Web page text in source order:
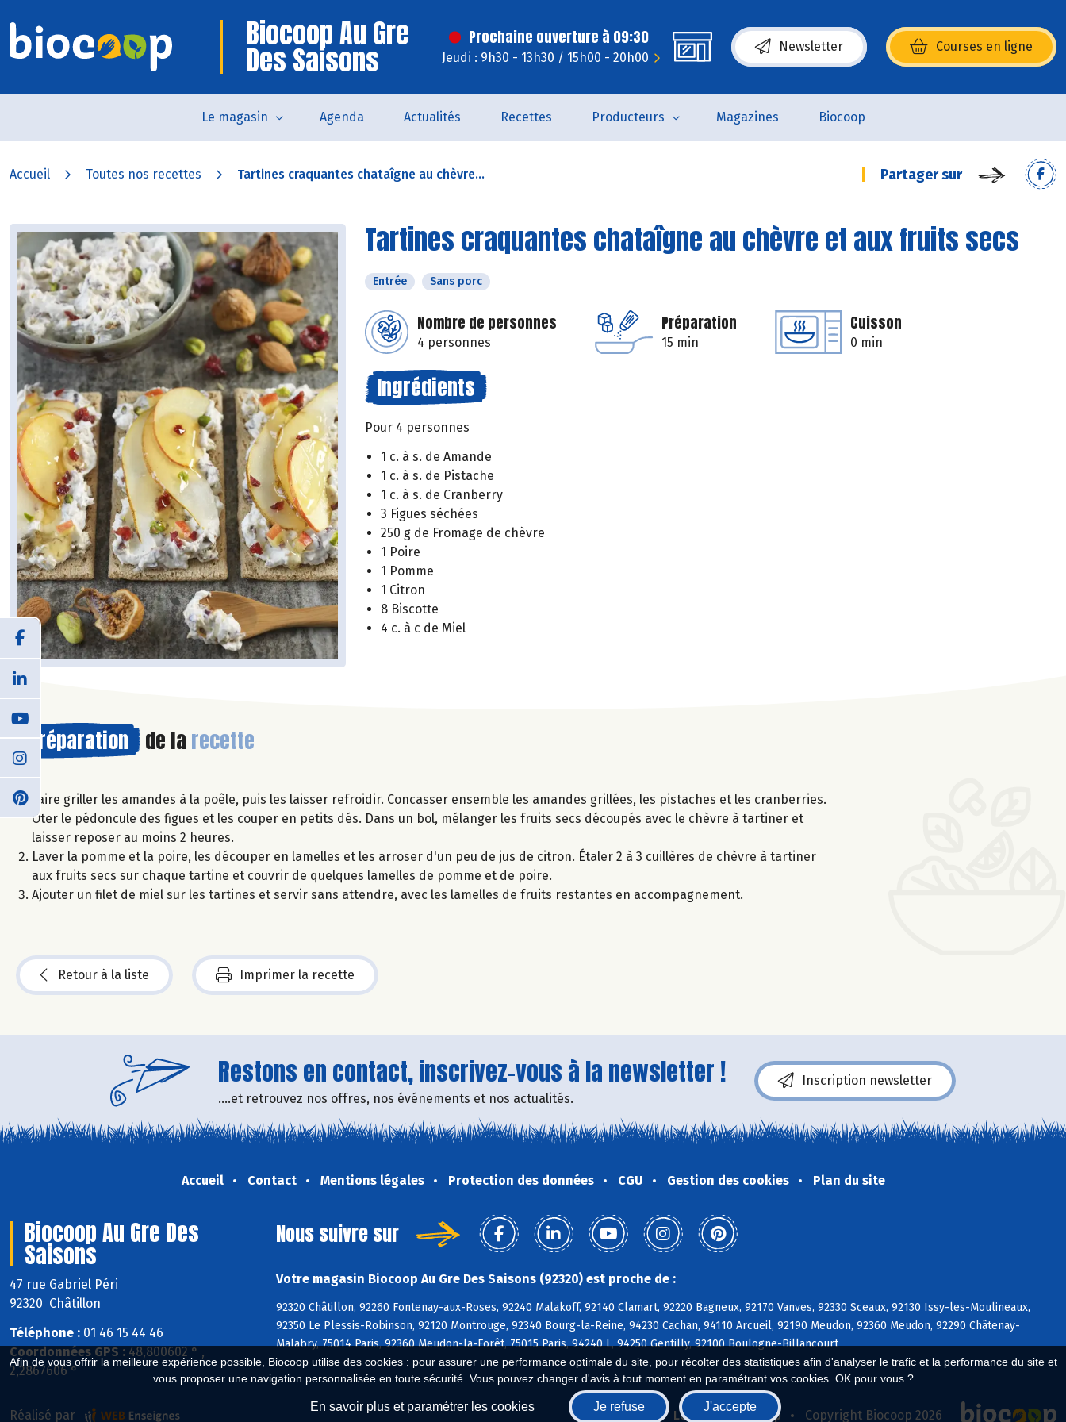
Afin de vous offrir la meilleure expérience possible, Biocoop utilise des cookies : pour assurer une performance optimale du site, pour récolter des statistiques afin d'analyser le trafic et la performance du site et
vous proposer une navigation personnalisée en toute sécurité. Vous pouvez changer d'avis à tout moment en paramétrant vos cookies. OK pour vous ?
En savoir plus et paramétrer les cookies Je refuse J'accepte
Biocoop Au Gre
Des Saisons
Prochaine ouverture à 09:30
Jeudi : 9h30 - 13h30 / 15h00 - 20h00
Newsletter Courses en ligne
(s’ouvre dans une nouvelle fenêtre)
Le magasin Agenda Actualités Recettes Producteurs Magazines Biocoop
Accueil Toutes nos recettes Tartines craquantes chataîgne au chèvre... Partager sur
Tartines craquantes chataîgne au chèvre et aux fruits secs
Entrée Sans porc
Nombre de personnes
4 personnes
Préparation
15 min
Cuisson
0 min
Ingrédients
Pour 4 personnes
1 c. à s. de Amande
1 c. à s. de Pistache
1 c. à s. de Cranberry
3 Figues séchées
250 g de Fromage de chèvre
1 Poire
1 Pomme
1 Citron
8 Biscotte
4 c. à c de Miel
Préparation de la recette
Faire griller les amandes à la poêle, puis les laisser refroidir. Concasser ensemble les amandes grillées, les pistaches et les cranberries.
Ôter le pédoncule des figues et les couper en petits dés. Dans un bol, mélanger les fruits secs découpés avec le chèvre à tartiner et
laisser reposer au moins 2 heures.
Laver la pomme et la poire, les découper en lamelles et les arroser d'un peu de jus de citron. Étaler 2 à 3 cuillères de chèvre à tartiner
aux fruits secs sur chaque tartine et couvrir de quelques lamelles de pomme et de poire.
Ajouter un filet de miel sur les tartines et servir sans attendre, avec les lamelles de fruits restantes en accompagnement.
Retour à la liste Imprimer la recette
Restons en contact, inscrivez-vous à la newsletter !
....et retrouvez nos offres, nos événements et nos actualités.
Inscription newsletter
Accueil Contact Mentions légales Protection des données CGU Gestion des cookies Plan du site
Biocoop Au Gre Des
Saisons
47 rue Gabriel Péri
92320 Châtillon
Téléphone : 01 46 15 44 46
Coordonnées GPS : 48,800602 ° ,
2,2867606 °
Nous suivre sur
Votre magasin Biocoop Au Gre Des Saisons (92320) est proche de :
92320 Châtillon, 92260 Fontenay-aux-Roses, 92240 Malakoff, 92140 Clamart, 92220 Bagneux, 92170 Vanves, 92330 Sceaux, 92130 Issy-les-Moulineaux,
92350 Le Plessis-Robinson, 92120 Montrouge, 92340 Bourg-la-Reine, 94230 Cachan, 94110 Arcueil, 92190 Meudon, 92360 Meudon, 92290 Châtenay-
Malabry, 75014 Paris, 92360 Meudon-la-Forêt, 75015 Paris, 94240 L, 94250 Gentilly, 92100 Boulogne-Billancourt
Biocoop.fr Le réseau Biocoop Copyright Biocoop 2026
Réalisé par